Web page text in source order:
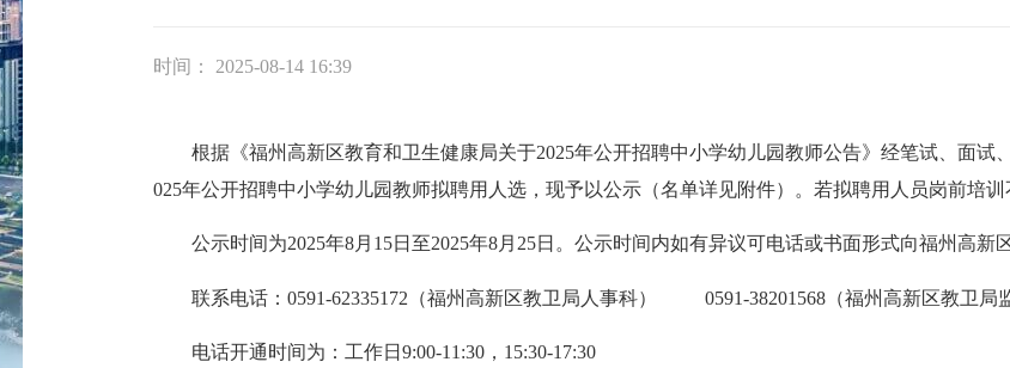
时间： 2025-08-14 16:39
根据《福州高新区教育和卫生健康局关于2025年公开招聘中小学幼儿园教师公告》经笔试、面试
025年公开招聘中小学幼儿园教师拟聘用人选，现予以公示（名单详见附件）。若拟聘用人员岗前培训
公示时间为2025年8月15日至2025年8月25日。公示时间内如有异议可电话或书面形式向福州高新
联系电话：0591-62335172（福州高新区教卫局人事科） 0591-38201568（福州高新区教卫局监
电话开通时间为：工作日9:00-11:30，15:30-17:30